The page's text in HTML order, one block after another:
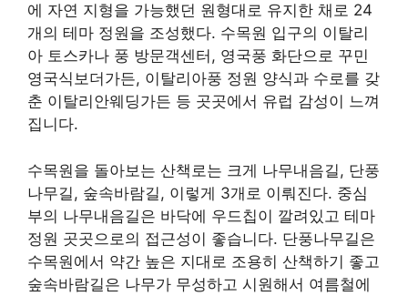
에 자연 지형을 가능했던 원형대로 유지한 채로 24
개의 테마 정원을 조성했다. 수목원 입구의 이탈리
아 토스카나 풍 방문객센터, 영국풍 화단으로 꾸민
영국식보더가든, 이탈리아풍 정원 양식과 수로를 갖
춘 이탈리안웨딩가든 등 곳곳에서 유럽 감성이 느껴
집니다.
수목원을 돌아보는 산책로는 크게 나무내음길, 단풍
나무길, 숲속바람길, 이렇게 3개로 이뤄진다. 중심
부의 나무내음길은 바닥에 우드칩이 깔려있고 테마
정원 곳곳으로의 접근성이 좋습니다. 단풍나무길은
수목원에서 약간 높은 지대로 조용히 산책하기 좋고
숲속바람길은 나무가 무성하고 시원해서 여름철에